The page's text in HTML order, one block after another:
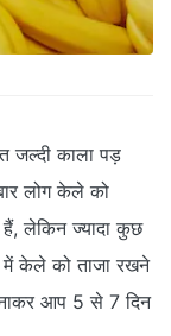
जल्दी काला पड़
लोग केले को
लेकिन ज्यादा कुछ
में केले को ताजा रखने
आप 5 से 7 दिन